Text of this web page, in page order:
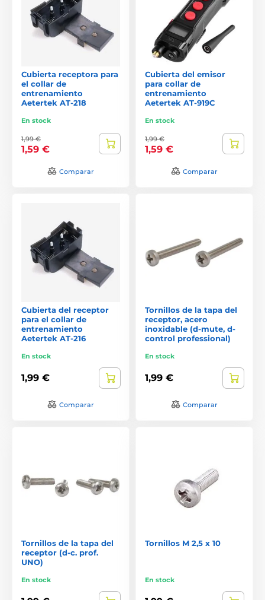
Cubierta receptora para
el collar de
entrenamiento
Aetertek AT-218
En stock
1,99 €
1,59 €
Comparar
Cubierta del emisor
para collar de
entrenamiento
Aetertek AT-919C
En stock
1,99 €
1,59 €
Comparar
Cubierta del receptor
para el collar de
entrenamiento
Aetertek AT-216
En stock
1,99 €
Comparar
Tornillos de la tapa del
receptor, acero
inoxidable (d-mute, d-
control professional)
En stock
1,99 €
Comparar
Tornillos de la tapa del
receptor (d-c. prof.
UNO)
En stock
Tornillos M 2,5 x 10
En stock